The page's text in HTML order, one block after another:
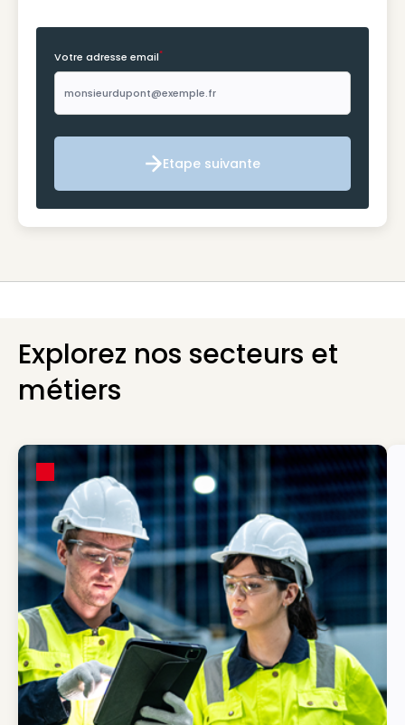
Votre adresse email*
Etape suivante
Etape suivante
Explorez nos secteurs et
métiers